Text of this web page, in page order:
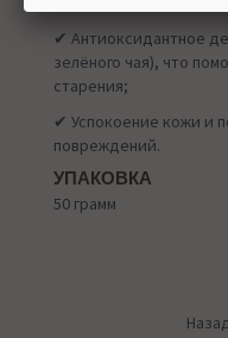
✔ Антиоксидантное
зелёного чая), что
старения;
✔ Успокоение кожи и
повреждений.
УПАКОВКА
50 грамм